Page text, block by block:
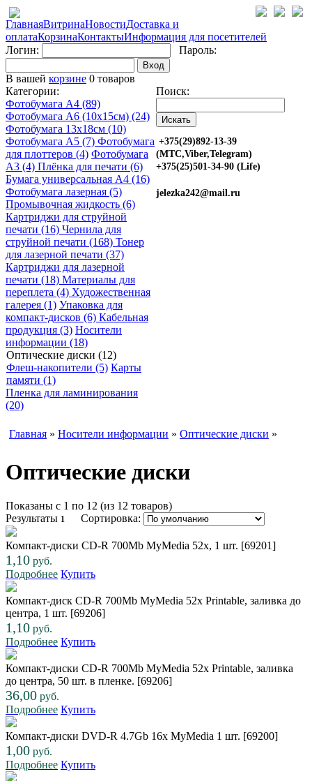
ГлавнаяВитринаНовостиДоставка и
оплатаКорзинаКонтактыИнформация для посетителей
Логин:
Пароль:
Вход
В вашей корзине 0 товаров
Категории:
Фотобумага A4 (89)
Фотобумага A6 (10х15см) (24)
Фотобумага 13х18см (10)
Фотобумага A5 (7) Фотобумага
для плоттеров (4) Фотобумага
A3 (4) Плёнка для печати (6)
Бумага универсальная A4 (16)
Фотобумага лазерная (5)
Промывочная жидкость (6)
Картриджи для струйной
печати (16) Чернила для
струйной печати (168) Тонер
для лазерной печати (37)
Картриджи для лазерной
печати (18) Материалы для
переплета (4) Художественная
галерея (1) Упаковка для
компакт-дисков (6) Кабельная
продукция (3) Носители
информации (18)
Оптические диски (12)
Флеш-накопители (5) Карты
памяти (1)
Пленка для ламинирования
(20)
Поиск:
+375(29)892-13-39
(МТС,Viber,Telegram)
+375(25)501-34-90 (Life)
jelezka242@mail.ru
Главная » Носители информации » Оптические диски »
Оптические диски
Показаны с 1 по 12 (из 12 товаров)
Результаты 1 Сортировка:
Компакт-диски CD-R 700Mb MyMedia 52x, 1 шт. [69201]
1,10 руб.
Подробнее Купить
Компакт-диск CD-R 700Mb MyMedia 52x Printable, заливка до
центра, 1 шт. [69206]
1,10 руб.
Подробнее Купить
Компакт-диски CD-R 700Mb MyMedia 52x Printable, заливка
до центра, 50 шт. в пленке. [69206]
36,00 руб.
Подробнее Купить
Компакт-диски DVD-R 4.7Gb 16x MyMedia 1 шт. [69200]
1,00 руб.
Подробнее Купить